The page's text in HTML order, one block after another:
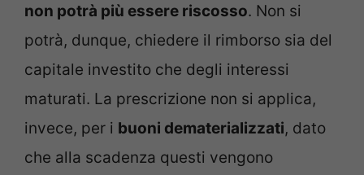
non potrà più essere riscosso. Non si
potrà, dunque, chiedere il rimborso sia del
capitale investito che degli interessi
maturati. La prescrizione non si applica,
invece, per i buoni dematerializzati, dato
che alla scadenza questi vengono